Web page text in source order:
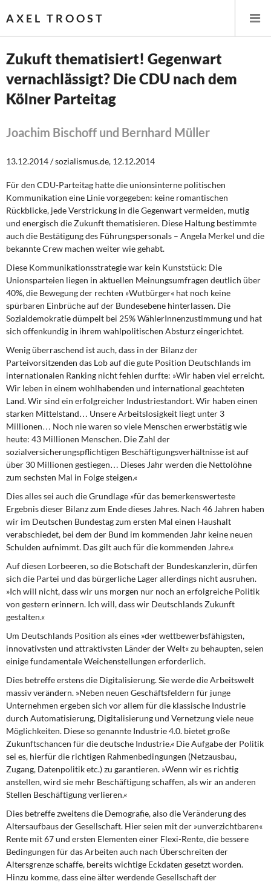
AXEL TROOST
Startseite
Leitlinien linker Wirtschafts- und Finanzpolitik
Wirtschaftspolitik
Steuer- und Finanzpolitik
Öffentliche Infrastruktur und Daseinsvorsorge
Eurokrise und Griechenland
DIE LINKE
Weitere Themen
Memo-Gruppe
Institut Solidarische Moderne
Rosa-Luxemburg-Stiftung
Über mich
Kontakt
Zukuft thematisiert! Gegenwart
vernachlässigt? Die CDU nach dem
Kölner Parteitag
Joachim Bischoff und Bernhard Müller
13.12.2014 / sozialismus.de, 12.12.2014
Für den CDU-Parteitag hatte die unionsinterne politischen
Kommunikation eine Linie vorgegeben: keine romantischen
Rückblicke, jede Verstrickung in die Gegenwart vermeiden, mutig
und energisch die Zukunft thematisieren. Diese Haltung bestimmte
auch die Bestätigung des Führungspersonals – Angela Merkel und die
bekannte Crew machen weiter wie gehabt.
Diese Kommunikationsstrategie war kein Kunststück: Die
Unionsparteien liegen in aktuellen Meinungsumfragen deutlich über
40%, die Bewegung der rechten »Wutbürger« hat noch keine
spürbaren Einbrüche auf der Bundesebene hinterlassen. Die
Sozialdemokratie dümpelt bei 25% WählerInnenzustimmung und hat
sich offenkundig in ihrem wahlpolitischen Absturz eingerichtet.
Wenig überraschend ist auch,dass in der Bilanz der
Parteivorsitzenden das Lob auf die gute Position Deutschlands im
internationalen Ranking nicht fehlen durfte: »Wir haben viel erreicht.
Wir leben in einem wohlhabenden und international geachteten
Land. Wir sind ein erfolgreicher Industriestandort. Wir haben einen
starken Mittelstand… Unsere Arbeitslosigkeit liegt unter 3
Millionen… Noch nie waren so viele Menschen erwerbstätig wie
heute: 43 Millionen Menschen. Die Zahl der
sozialversicherungspflichtigen Beschäftigungsverhältnisse ist auf
über 30 Millionen gestiegen… Dieses Jahr werden die Nettolöhne
zum sechsten Mal in Folge steigen.«
Dies alles sei auch die Grundlage »für das bemerkenswerteste
Ergebnis dieser Bilanz zum Ende dieses Jahres. Nach 46 Jahren haben
wir im Deutschen Bundestag zum ersten Mal einen Haushalt
verabschiedet, bei dem der Bund im kommenden Jahr keine neuen
Schulden aufnimmt. Das gilt auch für die kommenden Jahre.«
Auf diesen Lorbeeren,so die Botschaft der Bundeskanzlerin, dürfen
sich die Partei und das bürgerliche Lager allerdings nicht ausruhen.
»Ich will nicht, dass wir uns morgen nur noch an erfolgreiche Politik
von gestern erinnern. Ich will, dass wir Deutschlands Zukunft
gestalten.«
Um Deutschlands Position als eines »der wettbewerbsfähigsten,
innovativsten und attraktivsten Länder der Welt« zu behaupten, seien
einige fundamentale Weichenstellungen erforderlich.
Dies betreffe erstens die Digitalisierung.Sie werde die Arbeitswelt
massiv verändern. »Neben neuen Geschäftsfeldern für junge
Unternehmen ergeben sich vor allem für die klassische Industrie
durch Automatisierung, Digitalisierung und Vernetzung viele neue
Möglichkeiten. Diese so genannte Industrie 4.0. bietet große
Zukunftschancen für die deutsche Industrie.« Die Aufgabe der Politik
sei es, hierfür die richtigen Rahmenbedingungen (Netzausbau,
Zugang, Datenpolitik etc.) zu garantieren. »Wenn wir es richtig
anstellen, wird sie mehr Beschäftigung schaffen, als wir an anderen
Stellen Beschäftigung verlieren.«
Dies betreffe zweitens die Demografie,also die Veränderung des
Altersaufbaus der Gesellschaft. Hier seien mit der »unverzichtbaren«
Rente mit 67 und ersten Elementen einer Flexi-Rente, die bessere
Bedingungen für das Arbeiten auch nach Überschreiten der
Altersgrenze schaffe, bereits wichtige Eckdaten gesetzt worden.
Hinzu komme, dass eine älter werdende Gesellschaft der